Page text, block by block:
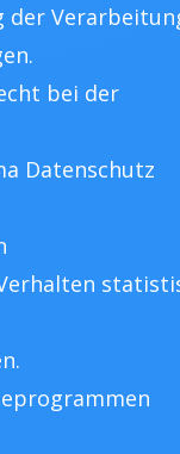
der
bei der
Datenschutz